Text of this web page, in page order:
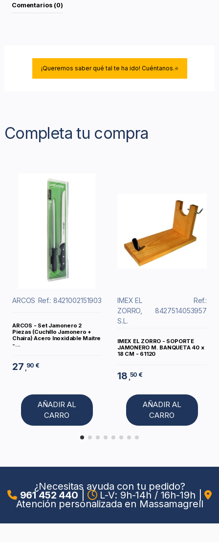
Comentarios (0)
¡Queremos saber qué tal te ha ido! Cuéntanos.⭐
Completa tu compra
ARCOS Ref.: 8421002151903
ARCOS - Set Jamonero 2
Piezas (Cuchillo Jamonero +
Chaira) Acero Inoxidable Maitre
-...
27 90 €
AÑADIR AL
CARRO
IMEX EL
ZORRO,
S.L.
Ref.:
8427514053957
IMEX EL ZORRO - SOPORTE
JAMONERO M. BANQUETA 40 x
18 CM - 61120
18 ,50 €
AÑADIR AL
CARRO
¿Necesitas ayuda con tu pedido?
961 452 440 L-V: 9h-14h / 16h-19h
Atención personalizada en Massamagrell